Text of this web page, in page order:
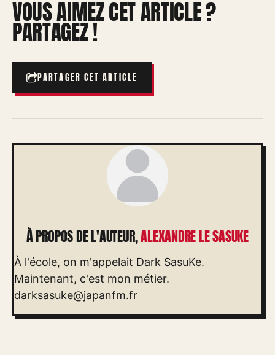
VOUS AIMEZ CET ARTICLE ?
PARTAGEZ !
PARTAGER CET ARTICLE
À PROPOS DE L'AUTEUR,ALEXANDRE LE SASUKE
À l'école, on m'appelait Dark SasuKe.
Maintenant, c'est mon métier.
darksasuke@japanfm.fr